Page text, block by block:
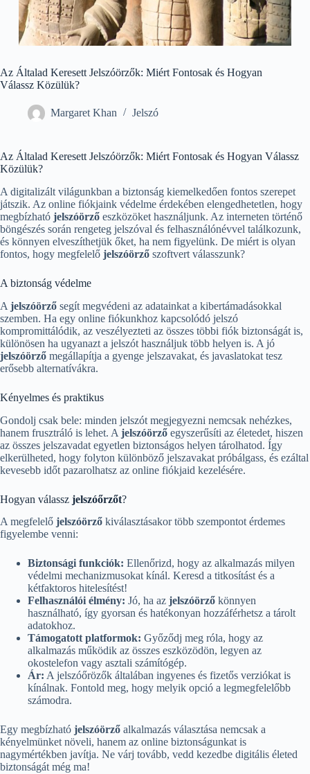
Az Általad Keresett Jelszóörzők: Miért Fontosak és Hogyan
Válassz Közülük?
Margaret Khan Jelszó
Az Általad Keresett Jelszóörzők: Miért Fontosak és Hogyan Válassz
Közülük?
A digitalizált világunkban a biztonság kiemelkedően fontos szerepet
játszik. Az online fiókjaink védelme érdekében elengedhetetlen, hogy
megbízható jelszóörző eszközöket használjunk. Az interneten történő
böngészés során rengeteg jelszóval és felhasználónévvel találkozunk,
és könnyen elveszíthetjük őket, ha nem figyelünk. De miért is olyan
fontos, hogy megfelelő jelszóörző szoftvert válasszunk?
A biztonság védelme
A jelszóörző segít megvédeni az adatainkat a kibertámadásokkal
szemben. Ha egy online fiókunkhoz kapcsolódó jelszó
kompromittálódik, az veszélyezteti az összes többi fiók biztonságát is,
különösen ha ugyanazt a jelszót használjuk több helyen is. A jó
jelszóörző megállapítja a gyenge jelszavakat, és javaslatokat tesz
erősebb alternatívákra.
Kényelmes és praktikus
Gondolj csak bele: minden jelszót megjegyezni nemcsak nehézkes,
hanem frusztráló is lehet. A jelszóörző egyszerűsíti az életedet, hiszen
az összes jelszavadat egyetlen biztonságos helyen tárolhatod. Így
elkerülheted, hogy folyton különböző jelszavakat próbálgass, és ezáltal
kevesebb időt pazarolhatsz az online fiókjaid kezelésére.
Hogyan válassz jelszóőrzőt?
A megfelelő jelszóörző kiválasztásakor több szempontot érdemes
figyelembe venni:
Biztonsági funkciók: Ellenőrizd, hogy az alkalmazás milyen
védelmi mechanizmusokat kínál. Keresd a titkosítást és a
kétfaktoros hitelesítést!
Felhasználói élmény: Jó, ha az jelszóörző könnyen
használható, így gyorsan és hatékonyan hozzáférhetsz a tárolt
adatokhoz.
Támogatott platformok: Győződj meg róla, hogy az
alkalmazás működik az összes eszközödön, legyen az
okostelefon vagy asztali számítógép.
Ár: A jelszóőrözők általában ingyenes és fizetős verziókat is
kínálnak. Fontold meg, hogy melyik opció a legmegfelelőbb
számodra.
Egy megbízható jelszóörző alkalmazás választása nemcsak a
kényelmünket növeli, hanem az online biztonságunkat is
nagymértékben javítja. Ne várj tovább, vedd kezedbe digitális életed
biztonságát még ma!